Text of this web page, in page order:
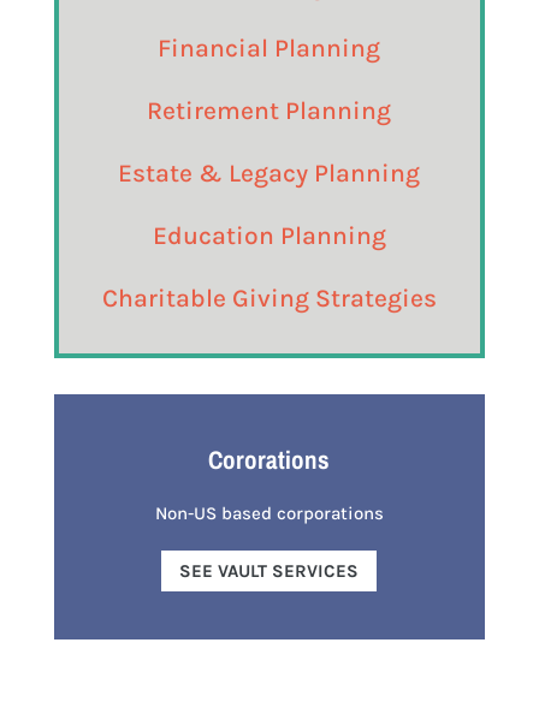
Financial Planning
Retirement Planning
Estate & Legacy Planning
Education Planning
Charitable Giving Strategies
Cororations
Non-US based corporations
SEE VAULT SERVICES